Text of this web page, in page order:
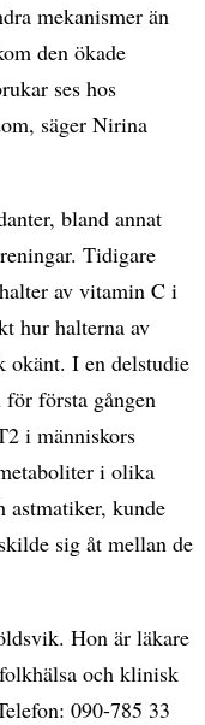
mekanismer än
den ökade
ses hos
säger Nirina
bland annat
Tidigare
av vitamin C i
hur halterna av
okänt. I en delstudie
första gången
i människors
i olika
astmatiker, kunde
sig åt mellan de
Hon är läkare
och klinisk
090-785 33